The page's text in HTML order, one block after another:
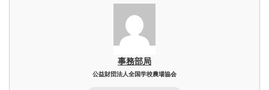
事務部局
公益財団法人全国学校農場協会